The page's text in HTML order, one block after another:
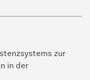
zur
in der